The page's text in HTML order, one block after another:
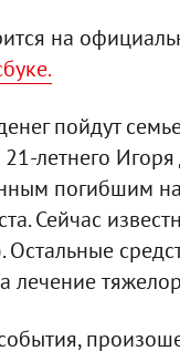
на
пойдут
летнего
погибшим
Сейчас
Остальные
лечение